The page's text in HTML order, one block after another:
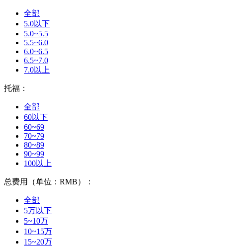
全部
5.0以下
5.0~5.5
5.5~6.0
6.0~6.5
6.5~7.0
7.0以上
托福：
全部
60以下
60~69
70~79
80~89
90~99
100以上
总费用（单位：RMB）：
全部
5万以下
5~10万
10~15万
15~20万